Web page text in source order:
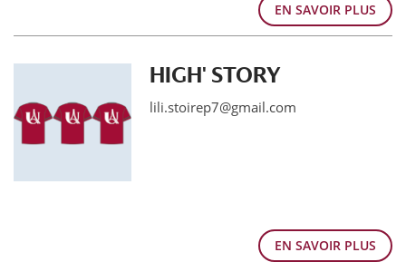
EN SAVOIR PLUS
HIGH' STORY
lili.stoirep7@gmail.com
EN SAVOIR PLUS